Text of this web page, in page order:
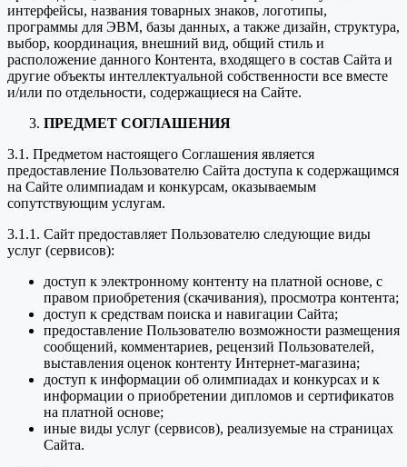
интерфейсы, названия товарных знаков, логотипы,
программы для ЭВМ, базы данных, а также дизайн, структура,
выбор, координация, внешний вид, общий стиль и
расположение данного Контента, входящего в состав Сайта и
другие объекты интеллектуальной собственности все вместе
и/или по отдельности, содержащиеся на Сайте.
ПРЕДМЕТ СОГЛАШЕНИЯ
3.1. Предметом настоящего Соглашения является
предоставление Пользователю Сайта доступа к содержащимся
на Сайте олимпиадам и конкурсам, оказываемым
сопутствующим услугам.
3.1.1. Сайт предоставляет Пользователю следующие виды
услуг (сервисов):
доступ к электронному контенту на платной основе, с
правом приобретения (скачивания), просмотра контента;
доступ к средствам поиска и навигации Сайта;
предоставление Пользователю возможности размещения
сообщений, комментариев, рецензий Пользователей,
выставления оценок контенту Интернет-магазина;
доступ к информации об олимпиадах и конкурсах и к
информации о приобретении дипломов и сертификатов
на платной основе;
иные виды услуг (сервисов), реализуемые на страницах
Сайта.